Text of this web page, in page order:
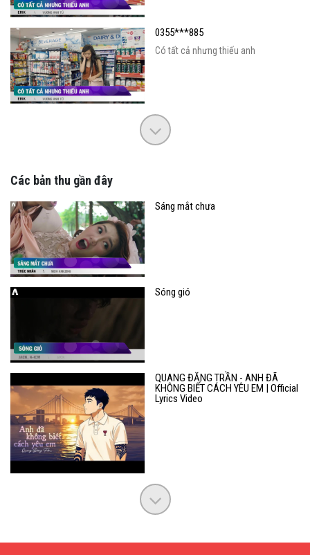
0355***885
Có tất cả nhưng thiếu anh
Các bản thu gần đây
Sáng mắt chưa
Sóng gió
QUANG ĐĂNG TRẦN - ANH ĐÃ
KHÔNG BIẾT CÁCH YÊU EM | Official
Lyrics Video